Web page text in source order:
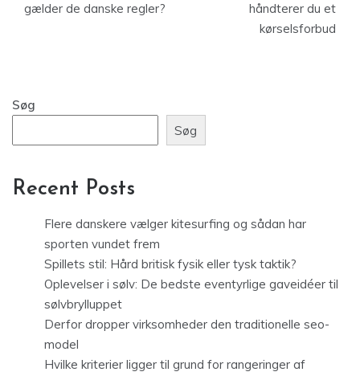
gælder de danske regler?
håndterer du et
kørselsforbud
Søg
Søg
Recent Posts
Flere danskere vælger kitesurfing og sådan har
sporten vundet frem
Spillets stil: Hård britisk fysik eller tysk taktik?
Oplevelser i sølv: De bedste eventyrlige gaveidéer til
sølvbrylluppet
Derfor dropper virksomheder den traditionelle seo-
model
Hvilke kriterier ligger til grund for rangeringer af